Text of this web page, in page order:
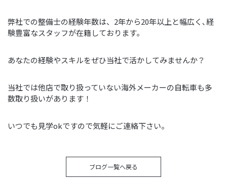
弊社での整備士の経験年数は、2年から20年以上と幅広く､経
験豊富なスタッフが在籍しております｡
あなたの経験やスキルをぜひ当社で活かしてみませんか？
当社では他店で取り扱っていない海外メーカーの自転車も多
数取り扱いがあります！
いつでも見学okですので気軽にご連絡下さい。
ブログ一覧へ戻る